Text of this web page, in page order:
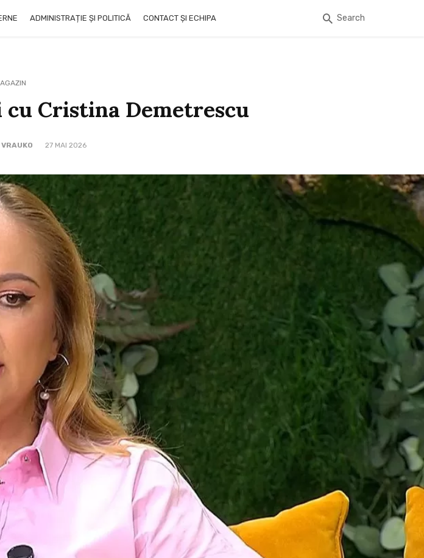
ADMINISTRAȚIE ȘI POLITICĂ CONTACT ȘI ECHIPA Search
Cristina Demetrescu
27 MAI 2026